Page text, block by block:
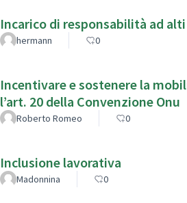
Incarico di responsabilità ad
hermann 0
Incentivare e sostenere la
l’art. 20 della Convenzione Onu
Roberto Romeo 0
Inclusione lavorativa
Madonnina 0